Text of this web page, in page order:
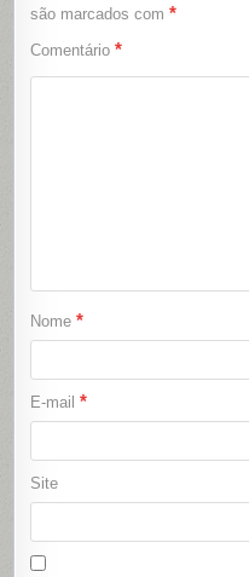
são marcados com*
Comentário*
Nome*
E-mail*
Site